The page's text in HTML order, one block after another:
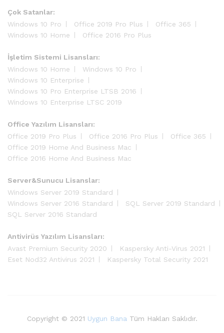
Çok Satanlar:
Windows 10 Pro
Office 2019 Pro Plus
Office 365
Windows 10 Home
Office 2016 Pro Plus
İşletim Sistemi Lisansları:
Windows 10 Home
Windows 10 Pro
Windows 10 Enterprise
Windows 10 Pro Enterprise LTSB 2016
Windows 10 Enterprise LTSC 2019
Office Yazılım Lisansları:
Office 2019 Pro Plus
Office 2016 Pro Plus
Office 365
Office 2019 Home And Business Mac
Office 2016 Home And Business Mac
Server&Sunucu Lisanslar:
Windows Server 2019 Standard
Windows Server 2016 Standard
SQL Server 2019 Standard
SQL Server 2016 Standard
Antivirüs Yazılım Lisansları:
Avast Premium Security 2020
Kaspersky Anti-Virus 2021
Eset Nod32 Antivirus 2021
Kaspersky Total Security 2021
Copyright © 2021 Uygun Bana Tüm Hakları Saklıdır.